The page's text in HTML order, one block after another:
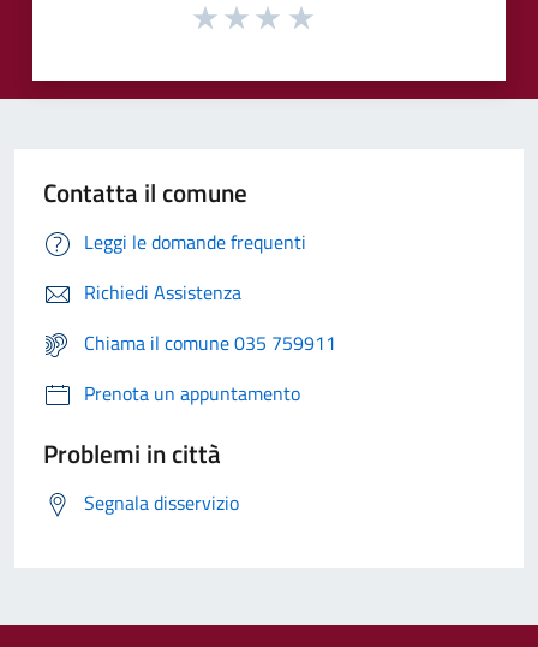
Contatta il comune
Leggi le domande frequenti
Richiedi Assistenza
Chiama il comune 035 759911
Prenota un appuntamento
Problemi in città
Segnala disservizio